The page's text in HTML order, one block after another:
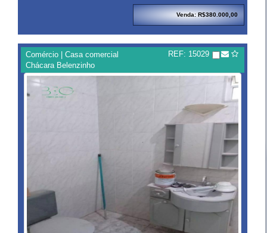
Venda: R$380.000,00
Comércio | Casa comercial
Chácara Belenzinho
REF: 15029